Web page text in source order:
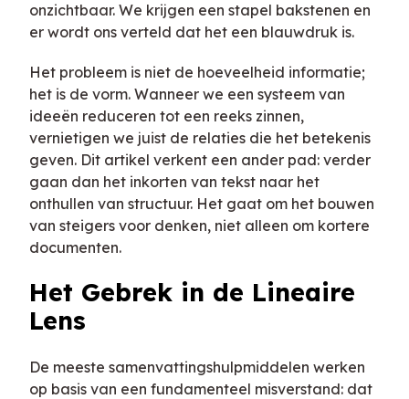
onzichtbaar. We krijgen een stapel bakstenen en
er wordt ons verteld dat het een blauwdruk is.
Het probleem is niet de hoeveelheid informatie;
het is de vorm. Wanneer we een systeem van
ideeën reduceren tot een reeks zinnen,
vernietigen we juist de relaties die het betekenis
geven. Dit artikel verkent een ander pad: verder
gaan dan het inkorten van tekst naar het
onthullen van structuur. Het gaat om het bouwen
van steigers voor denken, niet alleen om kortere
documenten.
Het Gebrek in de Lineaire
Lens
De meeste samenvattingshulpmiddelen werken
op basis van een fundamenteel misverstand: dat